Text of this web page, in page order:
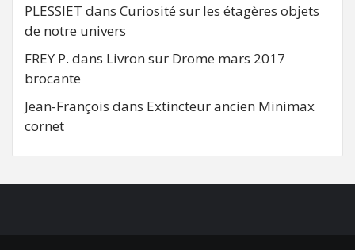
PLESSIET dans Curiosité sur les étagères objets
de notre univers
FREY P. dans Livron sur Drome mars 2017
brocante
Jean-François dans Extincteur ancien Minimax
cornet